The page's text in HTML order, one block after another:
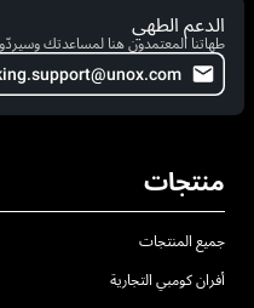
الدعم الطهي
طهاتنا المعتمدون هنا لمساعدتك
منتجات
جميع المنتجات
أفران كومبي التجارية